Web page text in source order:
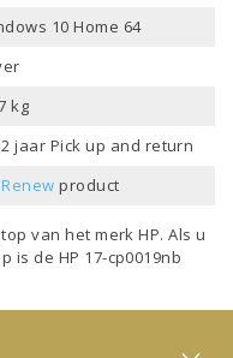
10 Home 64
kg
2 jaar Pick up and return
Renew product
van het merkHP. Als u
is de HP 17-cp0019nb